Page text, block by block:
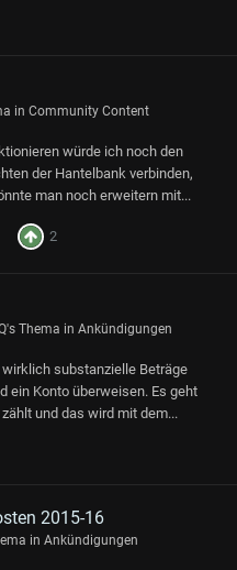
in Community Content
würde ich noch den
der Hantelbank verbinden,
man noch erweitern mit...
2
's Thema in Ankündigungen
substanzielle Beträge
ein Konto überweisen. Es geht
und das wird mit dem...
2015-16
in Ankündigungen